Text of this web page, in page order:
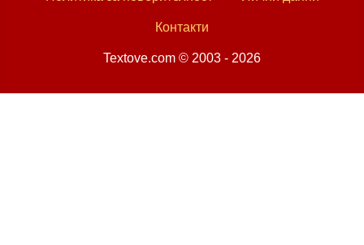
Контакти
Textove.com © 2003 - 2026